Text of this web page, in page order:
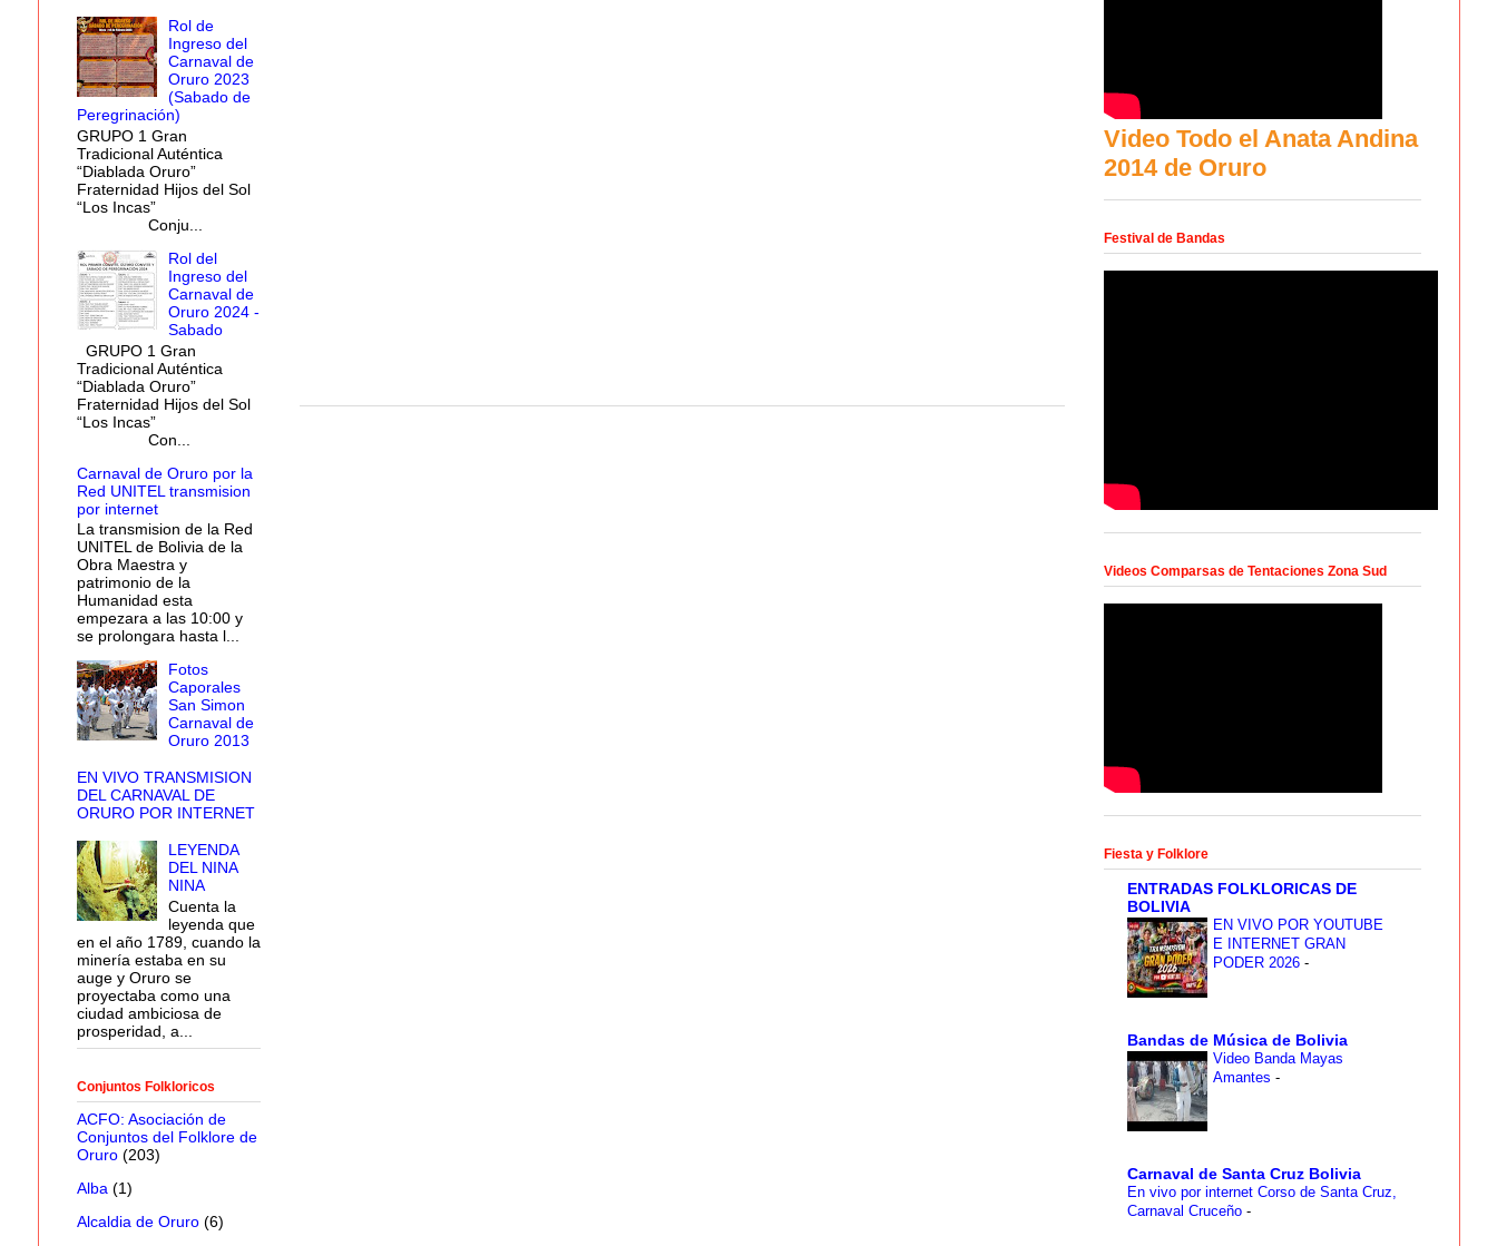
Rol de
Ingreso del
Carnaval de
Oruro 2023
(Sabado de
Peregrinación)
GRUPO 1 Gran
Tradicional Auténtica
“Diablada Oruro”
Fraternidad Hijos del Sol
“Los Incas”
Conju...
Rol del
Ingreso del
Carnaval de
Oruro 2024 -
Sabado
GRUPO 1 Gran
Tradicional Auténtica
“Diablada Oruro”
Fraternidad Hijos del Sol
“Los Incas”
Con...
Carnaval de Oruro por la
Red UNITEL transmision
por internet
La transmision de la Red
UNITEL de Bolivia de la
Obra Maestra y
patrimonio de la
Humanidad esta
empezara a las 10:00 y
se prolongara hasta l...
Fotos
Caporales
San Simon
Carnaval de
Oruro 2013
EN VIVO TRANSMISION
DEL CARNAVAL DE
ORURO POR INTERNET
LEYENDA
DEL NINA
NINA
Cuenta la
leyenda que
en el año 1789, cuando la
minería estaba en su
auge y Oruro se
proyectaba como una
ciudad ambiciosa de
prosperidad, a...
Conjuntos Folkloricos
ACFO: Asociación de
Conjuntos del Folklore de
Oruro (203)
Alba (1)
Alcaldia de Oruro (6)
Video Todo el Anata Andina
2014 de Oruro
Festival de Bandas
Videos Comparsas de Tentaciones Zona Sud
Fiesta y Folklore
ENTRADAS FOLKLORICAS DE
BOLIVIA
EN VIVO POR YOUTUBE
E INTERNET GRAN
PODER 2026 -
Bandas de Música de Bolivia
Video Banda Mayas
Amantes -
Carnaval de Santa Cruz Bolivia
En vivo por internet Corso de Santa Cruz,
Carnaval Cruceño -